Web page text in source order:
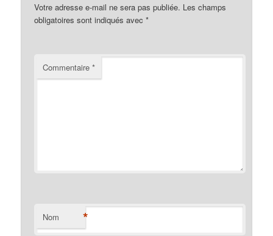
Votre adresse e-mail ne sera pas publiée. Les champs
obligatoires sont indiqués avec*
Commentaire*
Nom *